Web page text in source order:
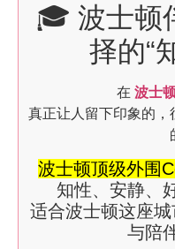
🎓 波士顿
择的“
在 波士
真正让人留下印象的，
波士顿顶级外围
知性、安静、
适合波士顿这座
与陪